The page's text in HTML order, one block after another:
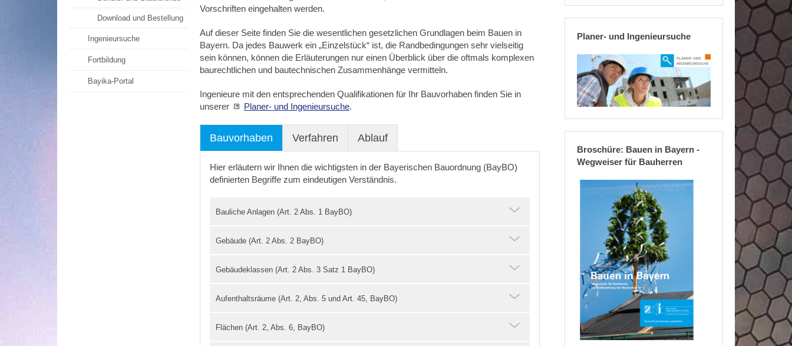
Download und Bestellung
Ingenieursuche
Fortbildung
Bayika-Portal
Vorschriften eingehalten werden.
Auf dieser Seite finden Sie die wesentlichen gesetzlichen Grundlagen beim Bauen in
Bayern. Da jedes Bauwerk ein „Einzelstück“ ist, die Randbedingungen sehr vielseitig
sein können, können die Erläuterungen nur einen Überblick über die oftmals komplexen
baurechtlichen und bautechnischen Zusammenhänge vermitteln.
Ingenieure mit den entsprechenden Qualifikationen für Ihr Bauvorhaben finden Sie in
unserer
Planer- und Ingenieursuche.
Bauvorhaben Verfahren Ablauf
Hier erläutern wir Ihnen die wichtigsten in der Bayerischen Bauordnung (BayBO)
definierten Begriffe zum eindeutigen Verständnis.
Bauliche Anlagen (Art. 2 Abs. 1 BayBO)
Gebäude (Art. 2 Abs. 2 BayBO)
Gebäudeklassen (Art. 2 Abs. 3 Satz 1 BayBO)
Aufenthaltsräume (Art. 2, Abs. 5 und Art. 45, BayBO)
Flächen (Art. 2, Abs. 6, BayBO)
Planer- und Ingenieursuche
Broschüre: Bauen in Bayern -
Wegweiser für Bauherren